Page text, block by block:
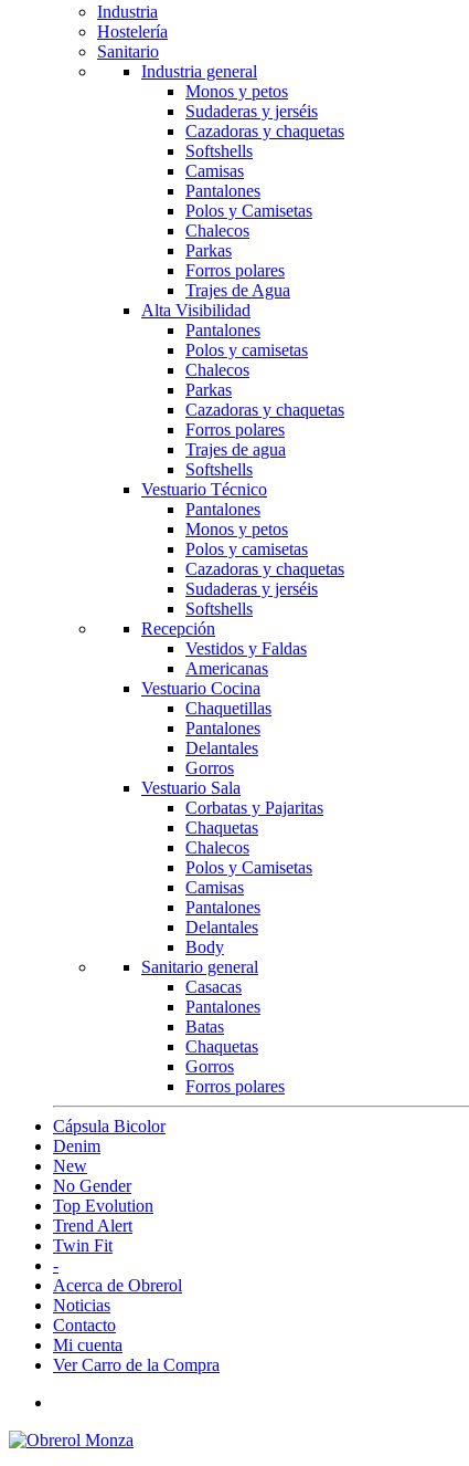
Industria
Hostelería
Sanitario
Industria general
Monos y petos
Sudaderas y jerséis
Cazadoras y chaquetas
Softshells
Camisas
Pantalones
Polos y Camisetas
Chalecos
Parkas
Forros polares
Trajes de Agua
Alta Visibilidad
Pantalones
Polos y camisetas
Chalecos
Parkas
Cazadoras y chaquetas
Forros polares
Trajes de agua
Softshells
Vestuario Técnico
Pantalones
Monos y petos
Polos y camisetas
Cazadoras y chaquetas
Sudaderas y jerséis
Softshells
Recepción
Vestidos y Faldas
Americanas
Vestuario Cocina
Chaquetillas
Pantalones
Delantales
Gorros
Vestuario Sala
Corbatas y Pajaritas
Chaquetas
Chalecos
Polos y Camisetas
Camisas
Pantalones
Delantales
Body
Sanitario general
Casacas
Pantalones
Batas
Chaquetas
Gorros
Forros polares
Cápsula Bicolor
Denim
New
No Gender
Top Evolution
Trend Alert
Twin Fit
-
Acerca de Obrerol
Noticias
Contacto
Mi cuenta
Ver Carro de la Compra